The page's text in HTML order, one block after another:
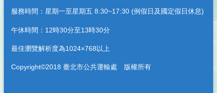
服務時間：星期一至星期五 8:30~17:30 (例假日及國定假日休息)
午休時間：12時30分至13時30分
最佳瀏覽解析度為1024×768以上
Copyright©2018 臺北市公共運輸處 版權所有